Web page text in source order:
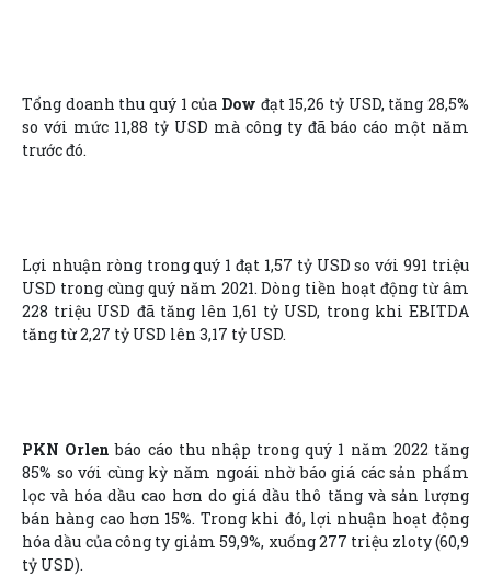
Tổng doanh thu quý 1 của Dow đạt 15,26 tỷ USD, tăng 28,5%
so với mức 11,88 tỷ USD mà công ty đã báo cáo một năm
trước đó.
Lợi nhuận ròng trong quý 1 đạt 1,57 tỷ USD so với 991 triệu
USD trong cùng quý năm 2021. Dòng tiền hoạt động từ âm
228 triệu USD đã tăng lên 1,61 tỷ USD, trong khi EBITDA
tăng từ 2,27 tỷ USD lên 3,17 tỷ USD.
PKN Orlen báo cáo thu nhập trong quý 1 năm 2022 tăng
85% so với cùng kỳ năm ngoái nhờ báo giá các sản phẩm
lọc và hóa dầu cao hơn do giá dầu thô tăng và sản lượng
bán hàng cao hơn 15%. Trong khi đó, lợi nhuận hoạt động
hóa dầu của công ty giảm 59,9%, xuống 277 triệu zloty (60,9
tỷ USD).